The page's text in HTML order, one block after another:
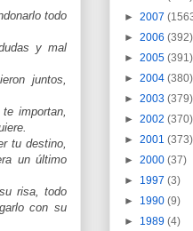
todo
y mal
juntos,
importan,
tu destino,
un último
risa, todo
con su
► 2007
► 2006 (392)
► 2005 (391)
► 2004 (380)
► 2003 (379)
► 2002 (370)
► 2001 (373)
► 2000 (37)
► 1997 (3)
► 1990 (9)
► 1989 (4)